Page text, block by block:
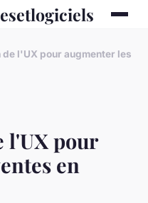
l'UX pour augmenter les
l'UX pour
en